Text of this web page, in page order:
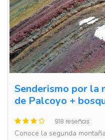
Senderismo por la
de Palcoyo +
918 reseñas
Conoce la segunda